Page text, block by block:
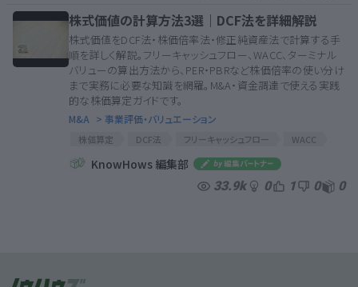
株式価値の計算方法3選｜DCF法を詳細解説
株式価値をDCF法・株価倍率法・修正純資産法で計算する手
順を詳しく解説。フリーキャッシュフロー、WACC、ターミナル
バリューの算出方法から、PER・PBRなど株価倍率の使い分け
まで実務に必要な知識を網羅。M&A・資金調達で使える実践
的な株価算定ガイドです。
M&A > 事業評価・バリュエーション
株価算定 DCF法 フリーキャッシュフロー
WACC
EV
企業価値
株式価値
債権者価値
PBR PSR
PCFR
PSR
KnowHows 編集部
33.9k 0 1 0 0